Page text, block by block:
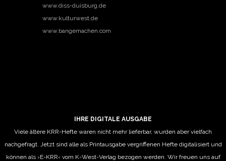
www.diss-duisburg.de
www.kulturwest.de
www.bangemachen.com
IHRE DIGITALE AUSGABE
Viele ältere KRR-Hefte waren nicht mehr lieferbar, wurden aber vielfach
nachgefragt. Jetzt sind alle als Printausgabe vergriffenen Hefte digitalisiert und
können als ›E-KRR‹ vom K-West-Verlag bezogen werden. Wir freuen uns auf